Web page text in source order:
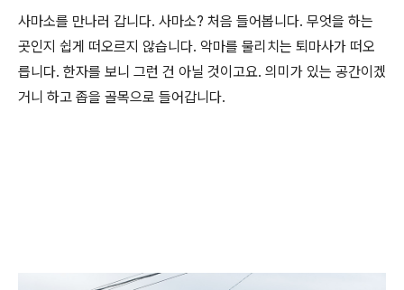
사마소를 만나러 갑니다. 사마소? 처음 들어봅니다. 무엇을 하는
곳인지 쉽게 떠오르지 않습니다. 악마를 물리치는 퇴마사가 떠오
릅니다. 한자를 보니 그런 건 아닐 것이고요. 의미가 있는 공간이겠
거니 하고 좁을 골목으로 들어갑니다.